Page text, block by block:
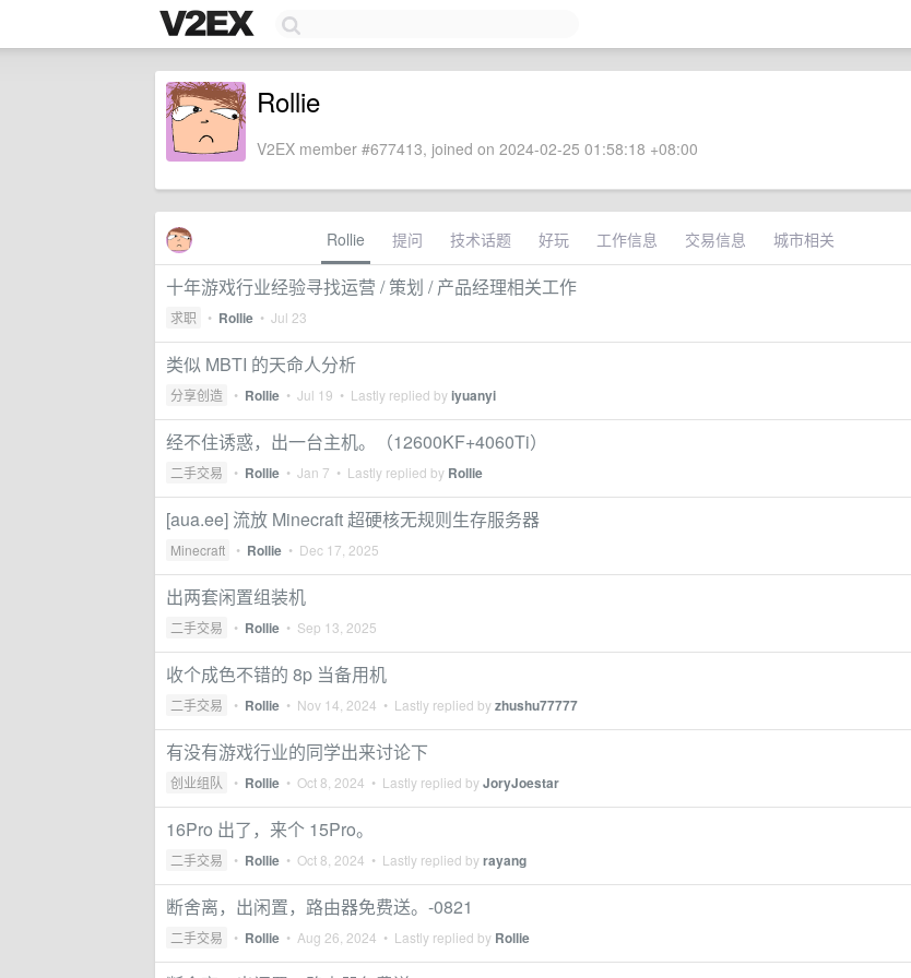
Rollie
V2EX member #677413, joined on 2024-02-25 01:58:18 +08:00
Rollie 提问 技术话题 好玩 工作信息 交易信息 城市相关
十年游戏行业经验寻找运营 / 策划 / 产品经理相关工作
求职 • Rollie • Jul 23
类似 MBTI 的天命人分析
分享创造 • Rollie • Jul 19 • Lastly replied byiyuanyi
经不住诱惑，出一台主机。（12600KF+4060Ti）
二手交易 • Rollie • Jan 7 • Lastly replied by Rollie
[aua.ee] 流放 Minecraft 超硬核无规则生存服务器
Minecraft • Rollie • Dec 17, 2025
出两套闲置组装机
二手交易 • Rollie • Sep 13, 2025
收个成色不错的 8p 当备用机
二手交易 • Rollie • Nov 14, 2024 • Lastly replied byzhushu77777
有没有游戏行业的同学出来讨论下
创业组队 • Rollie • Oct 8, 2024 • Lastly replied byJoryJoestar
16Pro 出了，来个 15Pro。
二手交易 • Rollie • Oct 8, 2024 • Lastly replied byrayang
断舍离，出闲置，路由器免费送。-0821
二手交易 • Rollie • Aug 26, 2024 • Lastly replied by Rollie